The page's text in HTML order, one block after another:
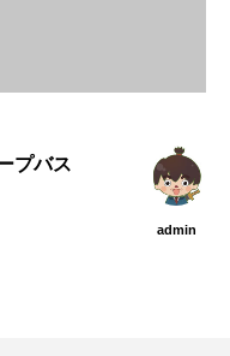
、大学生に
admin